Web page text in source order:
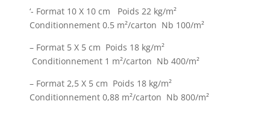
‘- Format 10 X 10 cm Poids 22 kg/m²
Conditionnement 0.5 m²/carton Nb 100/m²
– Format 5 X 5 cm Poids 18 kg/m²
Conditionnement 1 m²/carton Nb 400/m²
– Format 2,5 X 5 cm Poids 18 kg/m²
Conditionnement 0,88 m²/carton Nb 800/m²